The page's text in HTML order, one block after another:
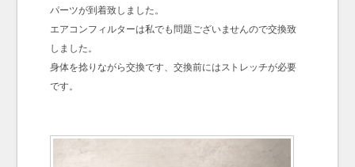
パーツが到着致しました。
エアコンフィルターは私でも問題ございませんので交換致
しました。
身体を捻りながら交換です、交換前にはストレッチが必要
です。